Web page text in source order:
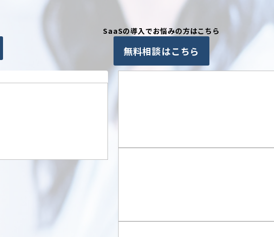
SaaSの導入でお悩みの方はこちら
無料相談はこちら